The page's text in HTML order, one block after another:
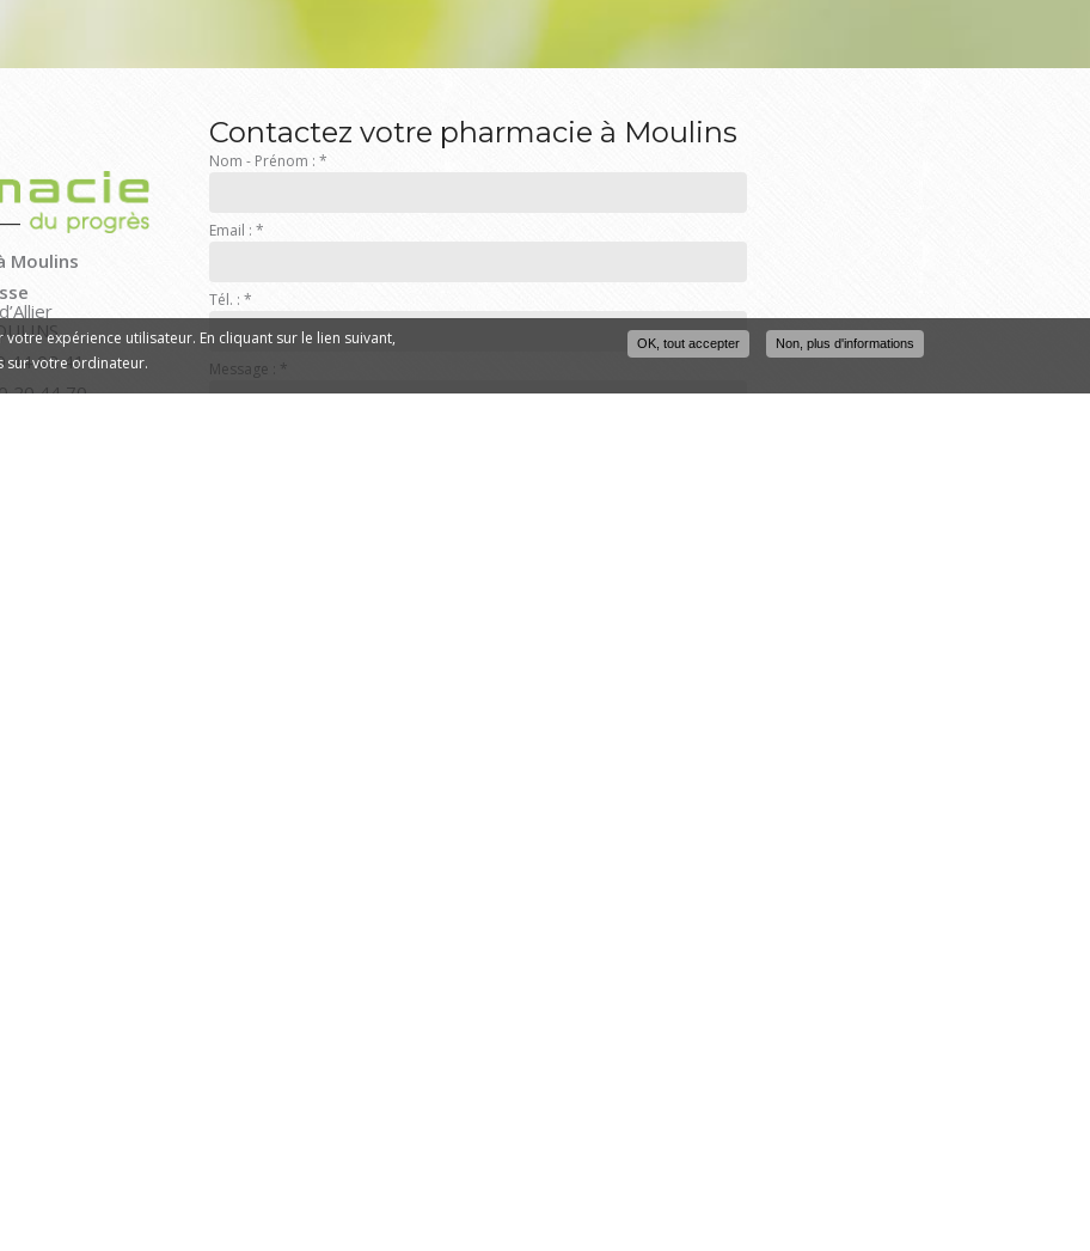
Moulins
44 02 41
20 44 70
Contactez votre pharmacie à Moulins
Nom - Prénom : *
Email : *
Tél. : *
Message : *
expérience utilisateur. En cliquant sur le lien suivant,
sur votre ordinateur.
OK, tout accepter Non, plus d'informations